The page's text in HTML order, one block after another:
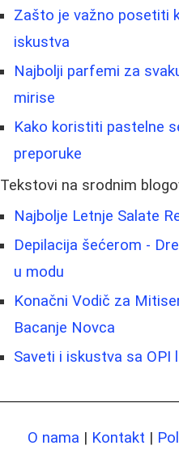
Zašto je važno posetiti
iskustva
Najbolji parfemi za
mirise
Kako koristiti pastelne
preporuke
Tekstovi na srodnim
Najbolje Letnje Salate
Depilacija šećerom -
u modu
Konačni Vodič za
Bacanje Novca
Saveti i iskustva sa OPI
O nama | Kontakt |